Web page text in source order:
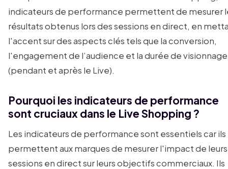
indicateurs de performance permettent de mesurer
résultats obtenus lors des sessions en direct, en
l'accent sur des aspects clés tels que la conversion,
l'engagement de l’audience et la durée de visionnage
(pendant et après le Live).
Pourquoi les indicateurs de performance
sont cruciaux dans le Live Shopping ?
Les indicateurs de performance sont essentiels car ils
permettent aux marques de mesurer l'impact de leurs
sessions en direct sur leurs objectifs commerciaux. Ils